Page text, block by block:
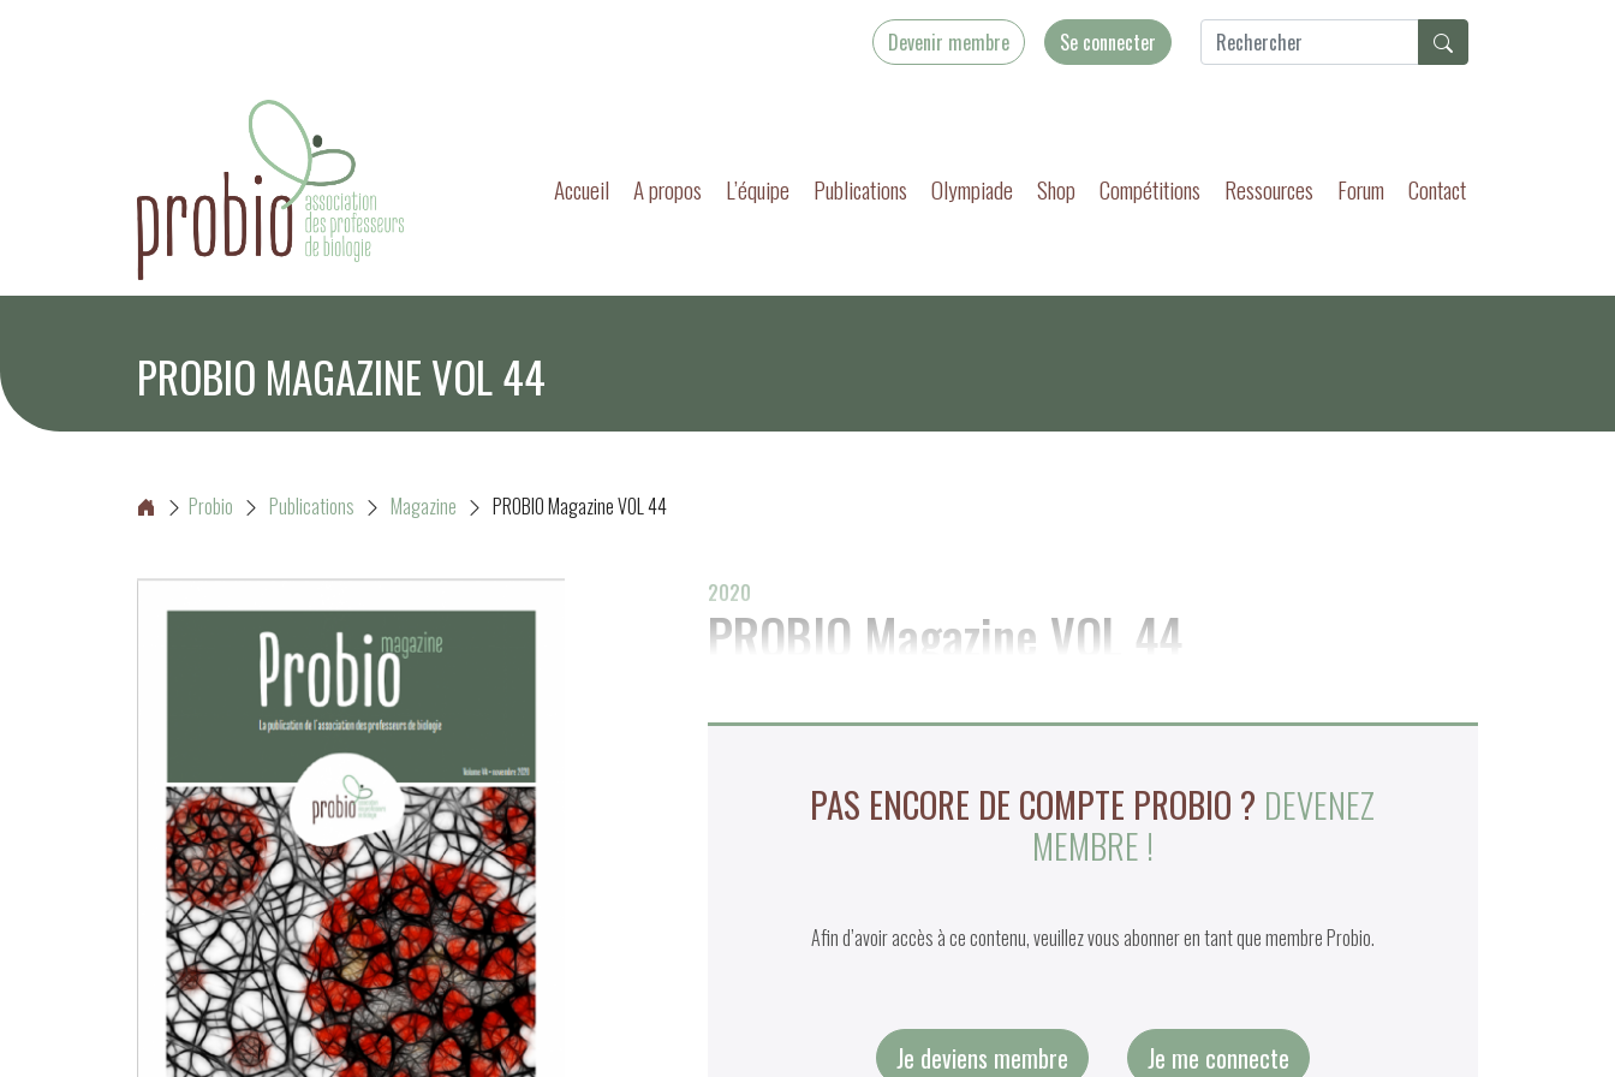
Devenir membre Se connecter
Accueil A propos L’équipe Publications Olympiade Shop Compétitions Ressources Forum Contact
PROBIO MAGAZINE VOL 44
Probio Publications Magazine PROBIO Magazine VOL 44
2020
PROBIO Magazine VOL 44
PAS ENCORE DE COMPTE PROBIO ? DEVENEZ
MEMBRE !
Afin d’avoir accès à ce contenu, veuillez vous abonner en tant que membre Probio.
Je deviens membre Je me connecte